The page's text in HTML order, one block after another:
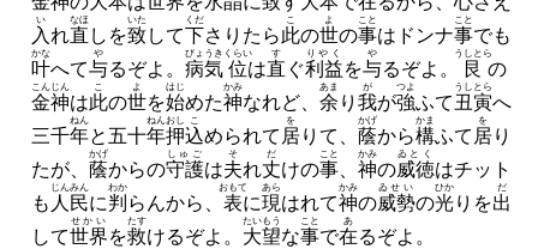
入
い
れ直
なほ
しを致
いた
して下
くだ
さりたら此
こ
の世
よ
の事
こと
はドンナ事
こと
でも
叶
かな
へて与
や
るぞよ。 病気
びょうき
位
くらい
は直
す
ぐ利益
りやく
を与
や
るぞよ。 艮
うしとら
の
金神
こんじん
は此
こ
の世
よ
を始
はじ
めた神
かみ
なれど、 余
あま
り 我
が
が強
つよ
ふて 丑寅
うしとら
へ
三千年
ねん
と五十年
ねん
押
おし
込
こ
められて 居
を
りて、 蔭
かげ
から構
かま
ふて 居
を
り
たが、 蔭
かげ
からの守護
しゅご
は夫
そ
れ丈
だ
けの事
こと
、 神
かみ
の威徳
ゐとく
はチット
も 人民
じんみん
に判
わか
らんから、 表
おもて
に現
あら
はれて神
かみ
の威勢
ゐせい
の光
ひか
りを出
だ
して世界
せかい
を救
たす
けるぞよ。 大望
たいもう
な事
こと
で在
あ
るぞよ。